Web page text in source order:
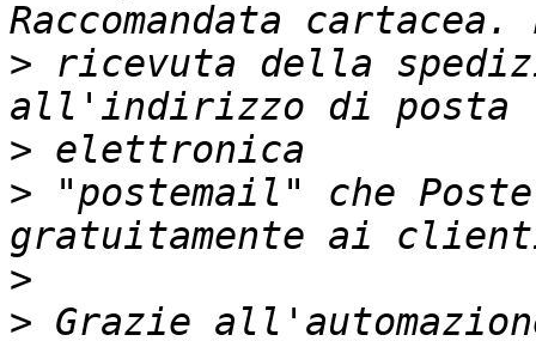
> ricevuta della
>
> "postemail" che
>
> Grazie